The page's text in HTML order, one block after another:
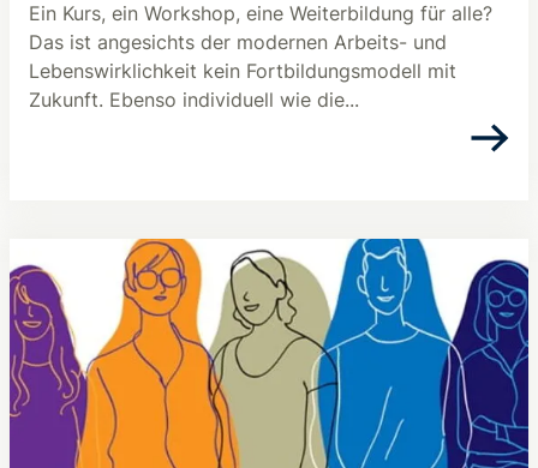
Ein Kurs, ein Workshop, eine Weiterbildung für alle?
Das ist angesichts der modernen Arbeits- und
Lebenswirklichkeit kein Fortbildungsmodell mit
Zukunft. Ebenso individuell wie die...